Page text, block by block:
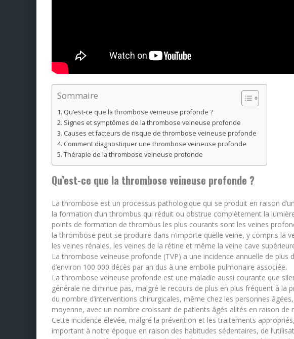
Sommaire
Qu’est-ce que la thrombose veineuse profonde ?
Signes et symptômes de la thrombose veineuse profonde
Causes et facteurs de risque de thrombose veineuse profonde
Comment diagnostiquer une thrombose veineuse profonde
Thérapie de la thrombose veineuse profonde
Qu’est-ce que la thrombose veineuse profonde ?
La thrombose est un processus pathologique qui se produit en raison
la formation d’un thrombus qui réduit ou obstrue complètement la lumière
points de formation de thrombus les plus courants sont les veines
la thrombose peut se produire dans n’importe quelle veine, y compris la
les veines rénales, les veines de la rétine et même la veine cave
La thrombose veineuse profonde (TVP) a une incidence annuelle de plus
d’environ 100 000 décès par an dus à une embolie pulmonaire associée.
La thrombose veineuse profonde est une maladie aussi courante que
générale ne diminue pas, malgré le recours de plus en plus fréquent à la
du nombre d’interventions chirurgicales, même chez les personnes
moyenne, avec un nombre croissant de patients âgés alités en raison de
Cette incidence élevée, malgré la prévention et les traitements
important à notre époque en raison des habitudes sédentaires, de